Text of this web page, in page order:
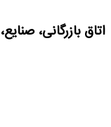
اتاق بازرگانی،